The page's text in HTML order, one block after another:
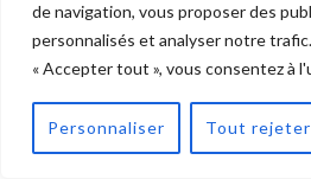
de navigation, vous proposer des
personnalisés et analyser notre
« Accepter tout », vous consentez à
Personnaliser Tout rejeter
FreeCell solitaire : Le défi où
seule règle
Comment choisir le meilleur
charge rapide